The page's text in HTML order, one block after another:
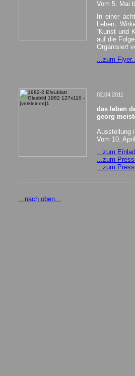
Vom 5. Mai
In einer
Leben,
“Kunst und
auf die
Organisiert
...zum
02.04.2011
das leben
georg
Ausstellung
Vom 10.
...zum
...zum
...zum
...nach oben...